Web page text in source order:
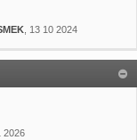
, 13 10 2024
2026